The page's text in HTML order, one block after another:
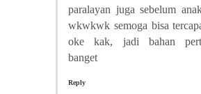
paralayan juga sebelum
wkwkwk semoga bisa
oke kak, jadi bahan
banget
Reply